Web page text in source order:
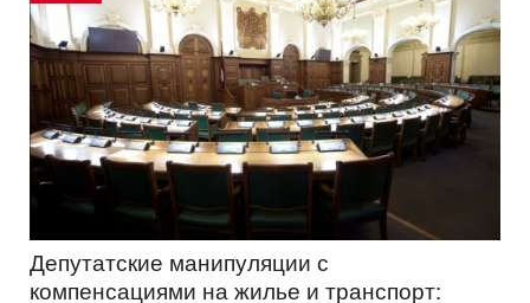
Депутатские манипуляции с
компенсациями на жилье и транспорт: